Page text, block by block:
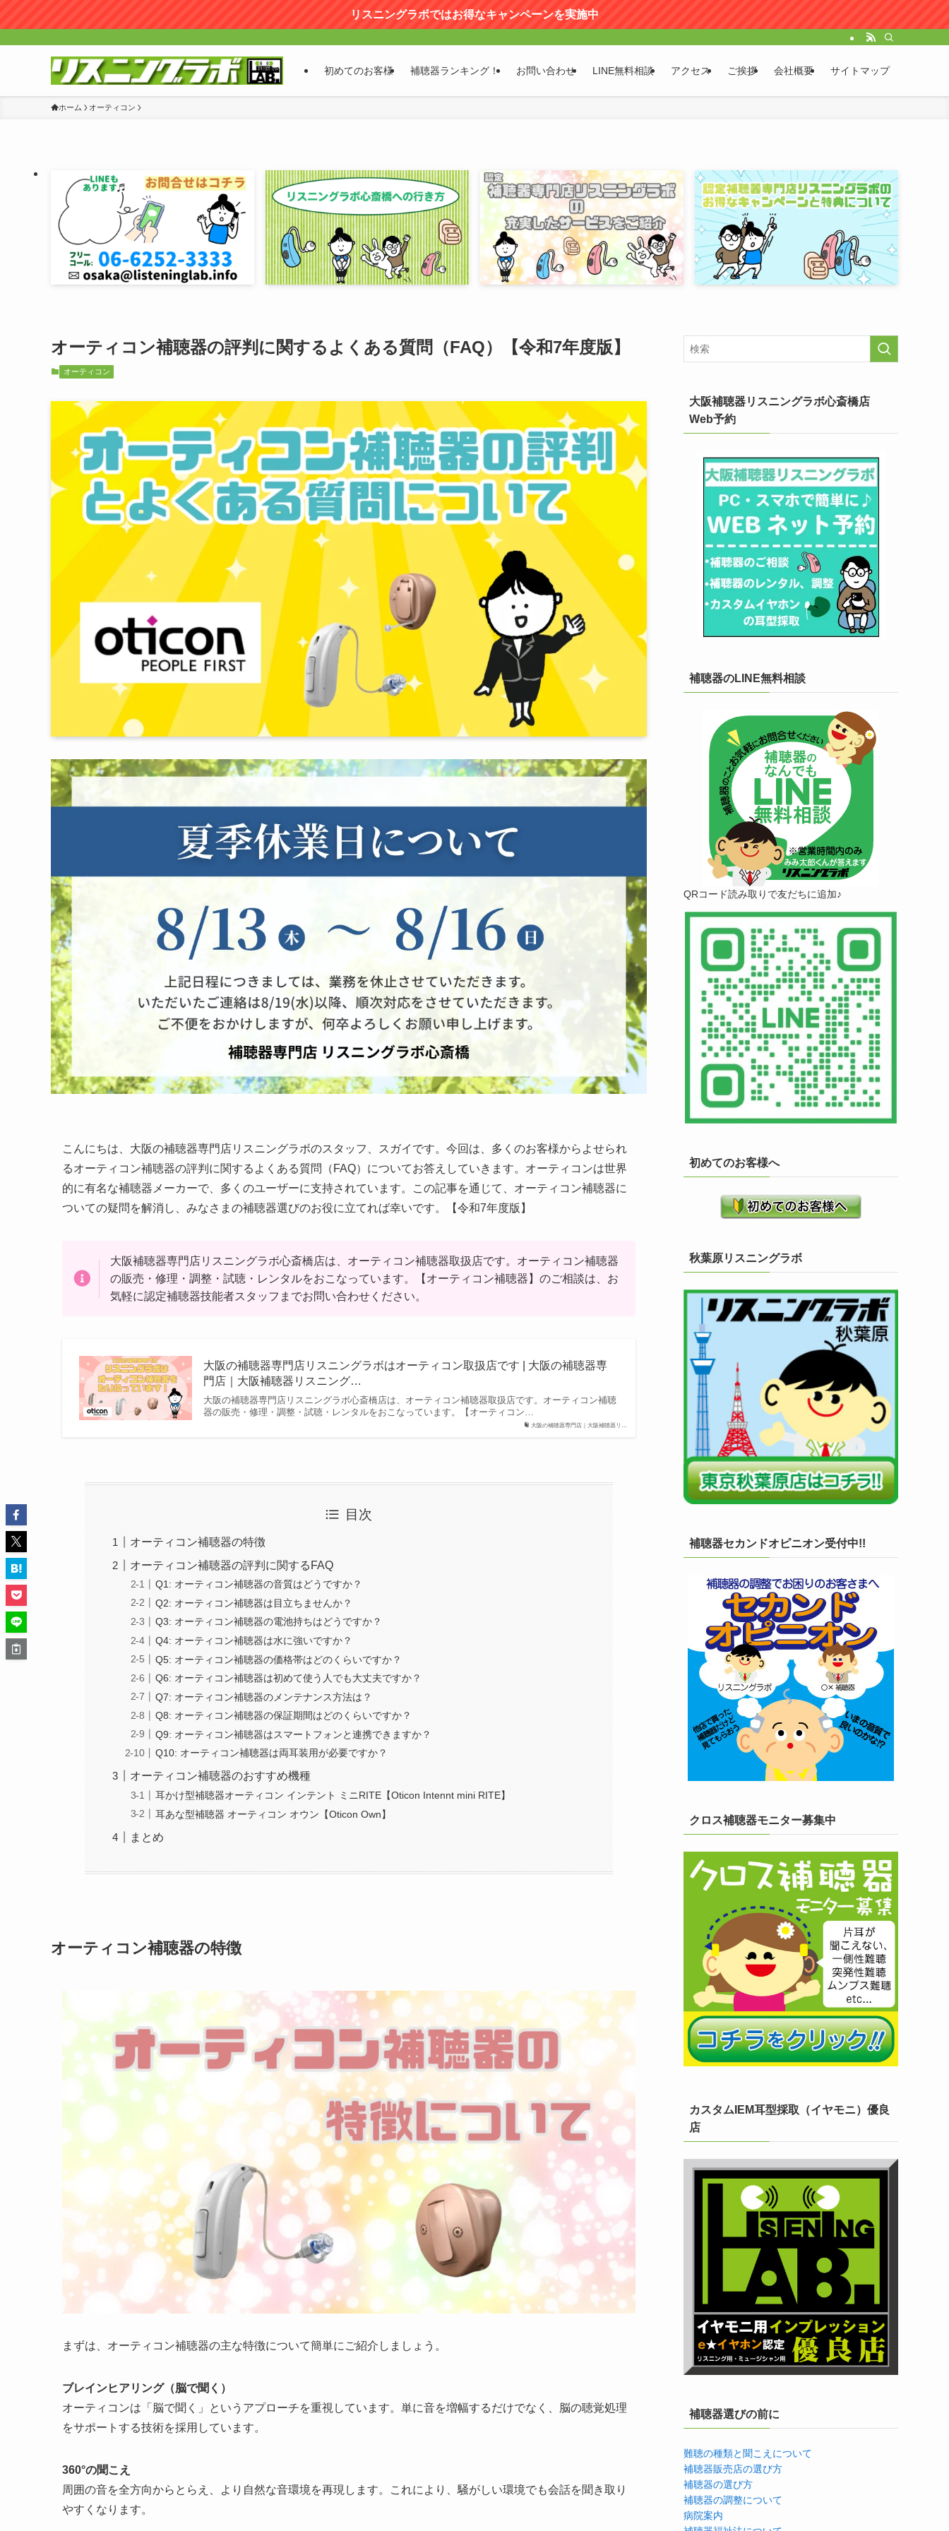
リスニングラボではお得なキャンペーンを実施中
初めてのお客様 補聴器ランキング！ お問い合わせ LINE無料相談 アクセス ご挨拶 会社概要 サイトマップ
ホーム オーティコン
オーティコン補聴器の評判に関するよくある質問（FAQ）【令和7年度版】
オーティコン
こんにちは、大阪の補聴器専門店リスニングラボのスタッフ、スガイです。今回は、多くのお客様からよせられ
るオーティコン補聴器の評判に関するよくある質問（FAQ）についてお答えしていきます。オーティコンは世界
的に有名な補聴器メーカーで、多くのユーザーに支持されています。この記事を通じて、オーティコン補聴器に
ついての疑問を解消し、みなさまの補聴器選びのお役に立てれば幸いです。【令和7年度版】
大阪補聴器専門店リスニングラボ心斎橋店は、オーティコン補聴器取扱店です。オーティコン補聴器
の販売・修理・調整・試聴・レンタルをおこなっています。【オーティコン補聴器】のご相談は、お
気軽に認定補聴器技能者スタッフまでお問い合わせください。
大阪の補聴器専門店｜大阪補聴器リ…
大阪の補聴器専門店リスニングラボはオーティコン取扱店です | 大阪の補聴器専
門店｜大阪補聴器リスニング…
大阪の補聴器専門店リスニングラボ心斎橋店は、オーティコン補聴器取扱店です。オーティコン補聴
器の販売・修理・調整・試聴・レンタルをおこなっています。【オーティコン…
目次
オーティコン補聴器の特徴
オーティコン補聴器の評判に関するFAQ
Q1: オーティコン補聴器の音質はどうですか？
Q2: オーティコン補聴器は目立ちませんか？
Q3: オーティコン補聴器の電池持ちはどうですか？
Q4: オーティコン補聴器は水に強いですか？
Q5: オーティコン補聴器の価格帯はどのくらいですか？
Q6: オーティコン補聴器は初めて使う人でも大丈夫ですか？
Q7: オーティコン補聴器のメンテナンス方法は？
Q8: オーティコン補聴器の保証期間はどのくらいですか？
Q9: オーティコン補聴器はスマートフォンと連携できますか？
Q10: オーティコン補聴器は両耳装用が必要ですか？
オーティコン補聴器のおすすめ機種
耳かけ型補聴器オーティコン インテント ミニRITE【Oticon Intennt mini RITE】
耳あな型補聴器 オーティコン オウン【Oticon Own】
まとめ
オーティコン補聴器の特徴
まずは、オーティコン補聴器の主な特徴について簡単にご紹介しましょう。
ブレインヒアリング（脳で聞く）
オーティコンは「脳で聞く」というアプローチを重視しています。単に音を増幅するだけでなく、脳の聴覚処理
をサポートする技術を採用しています。
360°の聞こえ
周囲の音を全方向からとらえ、より自然な音環境を再現します。これにより、騒がしい環境でも会話を聞き取り
やすくなります。
大阪補聴器リスニングラボ心斎橋店
Web予約
補聴器のLINE無料相談
QRコード読み取りで友だちに追加♪
初めてのお客様へ
秋葉原リスニングラボ
補聴器セカンドオピニオン受付中!!
クロス補聴器モニター募集中
カスタムIEM耳型採取（イヤモニ）優良
店
補聴器選びの前に
難聴の種類と聞こえについて
補聴器販売店の選び方
補聴器の選び方
補聴器の調整について
病院案内